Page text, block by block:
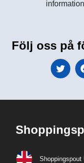
Följ oss på
Shoppingspout